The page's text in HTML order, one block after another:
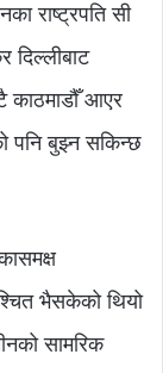
राष्ट्रपति सी
काठमाडौँ आएर
पनि बुझ्न सकिन्छ
भैसकेको थियो
सामरिक